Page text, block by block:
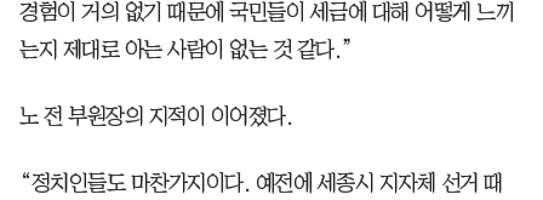
경험이 거의 없기 때문에 국민들이 세금에 대해 어떻게 느끼
는지 제대로 아는 사람이 없는 것 같다.”
노 전 부원장의 지적이 이어졌다.
“정치인들도 마찬가지이다. 예전에 세종시 지자체 선거 때